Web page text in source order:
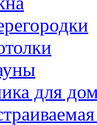
для